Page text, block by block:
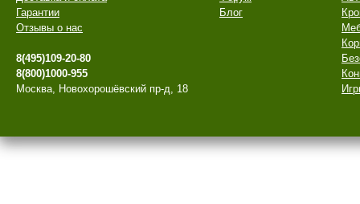
Гарантии
Отзывы о нас
8(495)109-20-80
8(800)1000-955
Москва, Новохорошёвский пр-д, 18
Блог